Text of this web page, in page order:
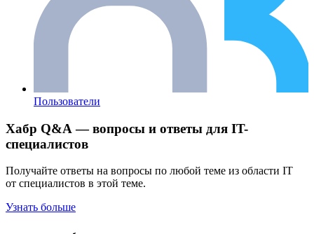
Пользователи
Хабр Q&A — вопросы и ответы для IT-
специалистов
Получайте ответы на вопросы по любой теме из области IT
от специалистов в этой теме.
Узнать больше